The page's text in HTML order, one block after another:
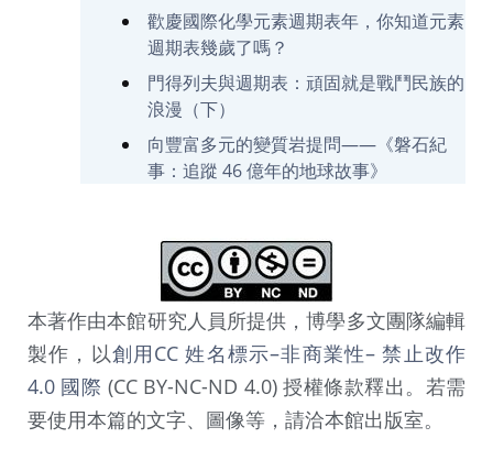
歡慶國際化學元素週期表年，你知道元素
週期表幾歲了嗎？
門得列夫與週期表：頑固就是戰鬥民族的
浪漫（下）
向豐富多元的變質岩提問——《磐石紀
事：追蹤 46 億年的地球故事》
本著作由本館研究人員所提供，博學多文團隊編輯
製作，以創用CC 姓名標示–非商業性– 禁止改作
4.0 國際 (CC BY-NC-ND 4.0) 授權條款釋出。若需
要使用本篇的文字、圖像等，請洽本館出版室。